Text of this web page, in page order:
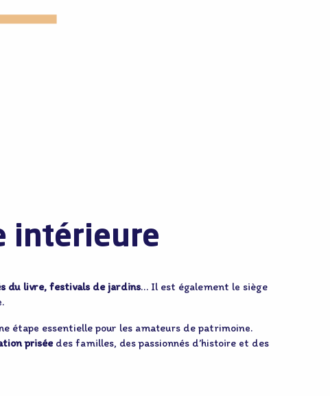
intérieure
du livre, festivals de jardins… Il est également le siège
étape essentielle pour les amateurs de patrimoine.
priséedes familles, des passionnés d’histoire et des